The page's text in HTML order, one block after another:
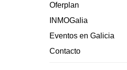
Oferplan
INMOGalia
Eventos en Galicia
Contacto